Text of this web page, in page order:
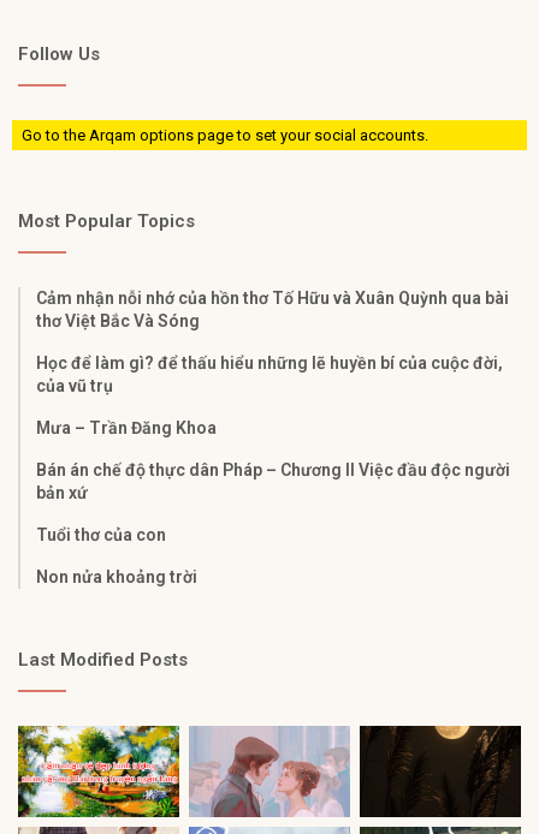
Follow Us
Go to the Arqam options page to set your social accounts.
Most Popular Topics
Cảm nhận nỗi nhớ của hồn thơ Tố Hữu và Xuân Quỳnh qua bài
thơ Việt Bắc Và Sóng
Học để làm gì? để thấu hiểu những lẽ huyền bí của cuộc đời,
của vũ trụ
Mưa – Trần Đăng Khoa
Bán án chế độ thực dân Pháp – Chương II Việc đầu độc người
bản xứ
Tuổi thơ của con
Non nửa khoảng trời
Last Modified Posts